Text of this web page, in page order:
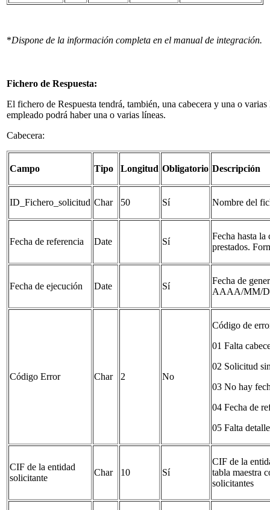
*Dispone de la información completa en el manual de integración.
Fichero de Respuesta:
El fichero de Respuesta tendrá, también, una cabecera y una o
empleado podrá haber una o varias líneas.
Cabecera:
Campo Tipo Longitud Obligatorio Descripción
ID_Fichero_solicitud Char 50 Sí Nombre del
Fecha de referencia Date Sí
Fecha hasta
prestados.
Fecha de ejecución Date Sí
Fecha de
AAAA/MM/
Código Error Char 2 No
Código de
01 Falta
02 Solicitud
03 No hay
04 Fecha de
05 Falta detalle
CIF de la entidad
solicitante
Char 10 Sí
CIF de la
tabla maestra
solicitantes